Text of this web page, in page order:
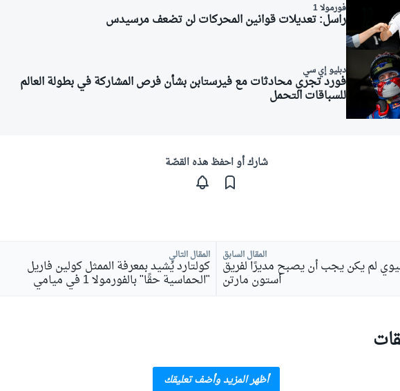
فورمولا 1
راسل: تعديلات قوانين المحركات لن تضعف مرسيدس
دبليو إي سي
فورد تجري محادثات مع فيرستابن بشأن فرص المشاركة في بطولة العالم
للسباقات التحمل
شارك أو احفظ هذه القصّة
المقال السابق
لم يكن يجب أن يصبح مديرًا لفريق
أستون مارتن
المقال التالي
كولتارد يُشيد بمعرفة الممثل كولين فاريل
"الحماسية حقًا" بالفورمولا 1 في ميامي
أظهر المزيد وأضف تعليقك